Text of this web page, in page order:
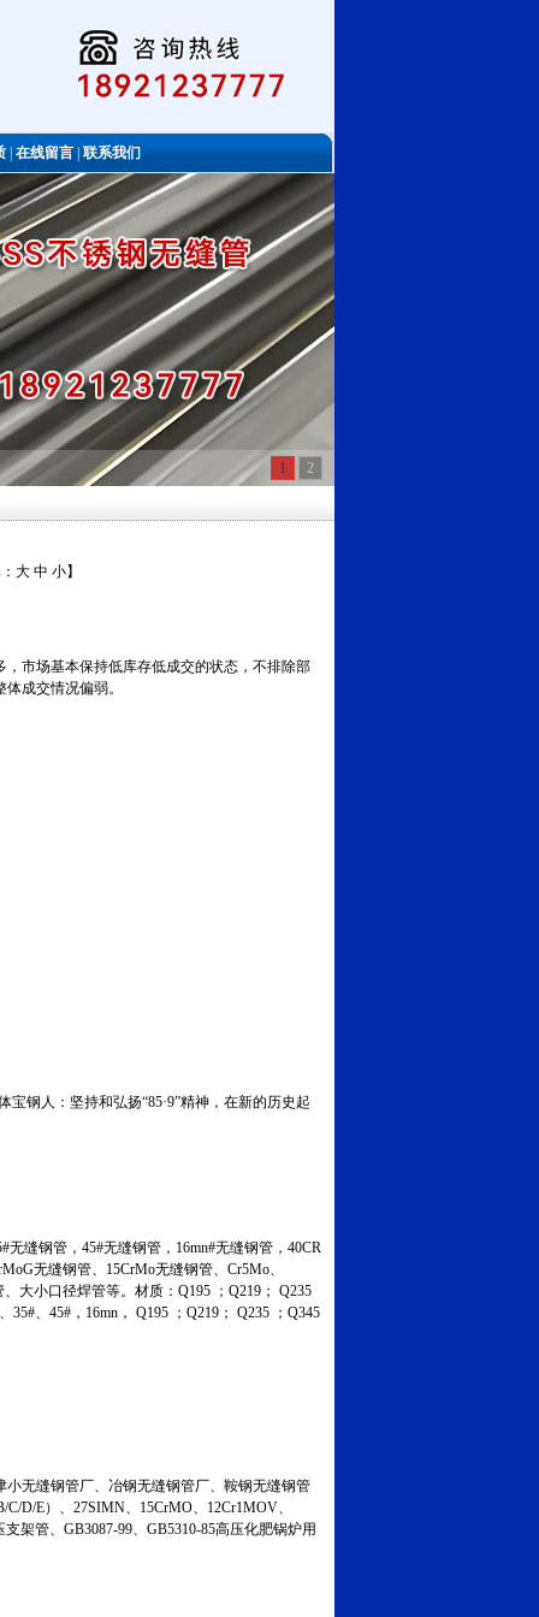
在线留言|联系我们
1 2
大 中 小】
市场基本保持低库存低成交的状态，不排除部
成交情况偏弱。
钢人：坚持和弘扬“85·9”精神，在新的历史起
缝钢管，45#无缝钢管，16mn#无缝钢管，40CR
无缝钢管、15CrMo无缝钢管、Cr5Mo、
大小口径焊管等。材质：Q195 ；Q219； Q235
、45#，16mn， Q195 ；Q219； Q235 ；Q345
无缝钢管厂、冶钢无缝钢管厂、鞍钢无缝钢管
D/E）、27SIMN、15CrMO、12Cr1MOV、
架管、GB3087-99、GB5310-85高压化肥锅炉用